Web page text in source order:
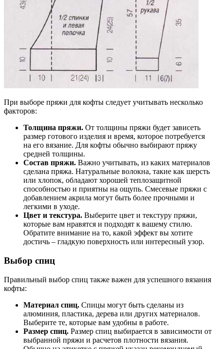
При выборе пряжи для кофты следует учитывать несколько
факторов:
Толщина пряжи. От толщины пряжи будет зависеть
размер готового изделия и время, которое потребуется
на его вязание. Для кофты обычно выбирают пряжу
средней толщины.
Состав пряжи. Важно учитывать, из каких материалов
сделана пряжа. Натуральные волокна, такие как шерсть
или хлопок, обладают хорошей теплозащитной
способностью и приятны на ощупь. Смесевые пряжи с
добавлением акрила могут быть более прочными и
легкими в уходе.
Цвет и текстура. Выберите цвет и текстуру пряжи,
которые вам нравятся и подходят к вашему стилю.
Обратите внимание на то, какой эффект вы хотите
достичь – гладкую поверхность или интересный узор.
Выбор спиц
Правильный выбор спиц также важен для успешного вязания
кофты:
Материал спиц. Спицы могут быть сделаны из
алюминия, пластика, дерева или других материалов.
Выберите те, которые вам удобны в работе.
Размер спиц. Размер спиц выбирается в зависимости от
выбранной пряжи и расчетов плотности вязания.